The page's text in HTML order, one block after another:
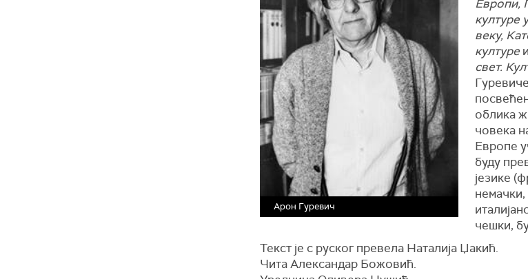
Арон Гуревич
Европи,
културе
веку,
културеи
свет.
облика
човека
Европе
буду
језике
чешки,
Текст је с руског превела Наталија Џакић.
Чита Александар Божовић.